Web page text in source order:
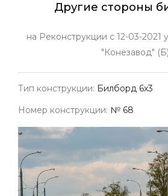
Другие стороны
на Реконструкции с 12-03-2021
"Конезавод" (Б)
Тип конструкции: Билборд 6х3
Номер конструкции: № 68